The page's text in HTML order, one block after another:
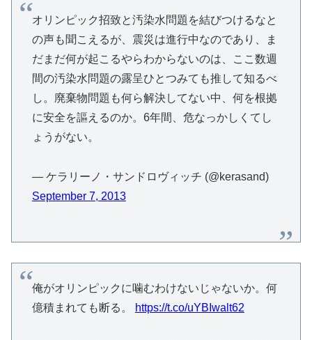
オリンピック招致と汚染水問題を結びつけるなと
の声も聞こえるが、震災は進行中なのであり、ま
だまだ何が起こるやらわからないのは、ここ数週
間の汚染水問題の露呈ひとつみても推して知るべ
し。廃棄物問題も何ら解決してない中、何を根拠
に安全を謳えるのか。6年間、危なっかしくてし
ょうがない。
— ケラリーノ・サンドロヴィッチ (@kerasand)
September 7, 2013
俺がオリンピックに噛むわけないじゃないか。何
億積まれても断る。
https://t.co/uYBIwalt62